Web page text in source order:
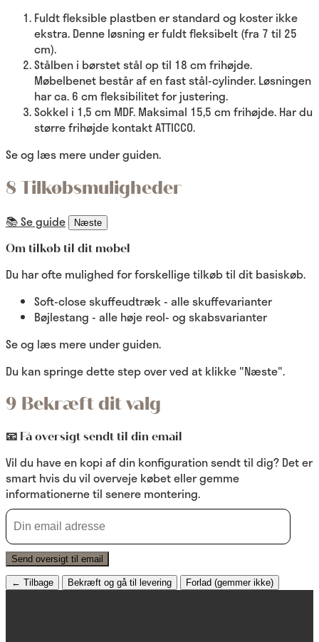
Fuldt fleksible plastben er standard og koster ikke
ekstra. Denne løsning er fuldt fleksibelt (fra 7 til 25
cm).
Stålben i børstet stål op til 18 cm frihøjde.
Møbelbenet består af en fast stål-cylinder. Løsningen
har ca. 6 cm fleksibilitet for justering.
Sokkel i 1,5 cm MDF. Maksimal 15,5 cm frihøjde. Har du
større frihøjde kontakt ATTICCO.
Se og læs mere under guiden.
8 Tilkøbsmuligheder
📚 Se guide Næste
Om tilkøb til dit møbel
Du har ofte mulighed for forskellige tilkøb til dit basiskøb.
Soft-close skuffeudtræk - alle skuffevarianter
Bøjlestang - alle høje reol- og skabsvarianter
Se og læs mere under guiden.
Du kan springe dette step over ved at klikke "Næste".
9 Bekræft dit valg
📧 Få oversigt sendt til din email
Vil du have en kopi af din konfiguration sendt til dig? Det er
smart hvis du vil overveje købet eller gemme
informationerne til senere montering.
Send oversigt til email
← Tilbage Bekræft og gå til levering Forlad (gemmer ikke)